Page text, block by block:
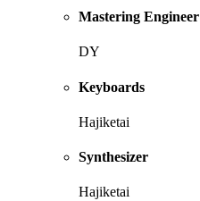
Mastering Engineer
DY
Keyboards
Hajiketai
Synthesizer
Hajiketai